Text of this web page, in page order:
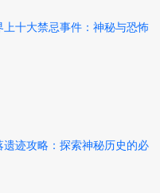
十大禁忌事件：神秘与恐怖
迹攻略：探索神秘历史的必